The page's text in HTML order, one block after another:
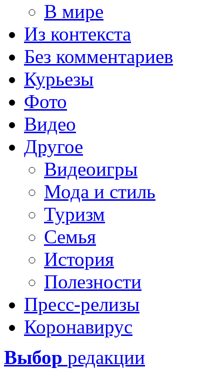
В мире
Из контекста
Без комментариев
Курьезы
Фото
Видео
Другое
Видеоигры
Мода и стиль
Туризм
Семья
История
Полезности
Пресс-релизы
Коронавирус
Выбор редакции